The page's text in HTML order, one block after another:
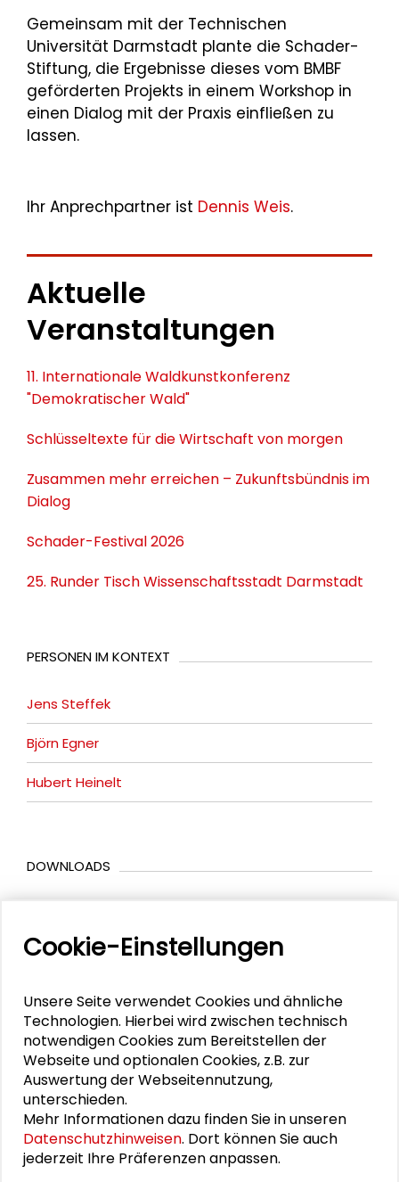
Gemeinsam mit der Technischen
Universität Darmstadt plante die Schader-
Stiftung, die Ergebnisse dieses vom BMBF
geförderten Projekts in einem Workshop in
einen Dialog mit der Praxis einfließen zu
lassen.
Ihr Anprechpartner ist Dennis Weis.
Aktuelle
Veranstaltungen
11. Internationale Waldkunstkonferenz
"Demokratischer Wald"
Schlüsseltexte für die Wirtschaft von morgen
Zusammen mehr erreichen – Zukunftsbündnis im
Dialog
Schader-Festival 2026
25. Runder Tisch Wissenschaftsstadt Darmstadt
PERSONEN IM KONTEXT
Jens Steffek
Björn Egner
Hubert Heinelt
DOWNLOADS
Impressionen
Cookie-Einstellungen
Unsere Seite verwendet Cookies und ähnliche
Technologien. Hierbei wird zwischen technisch
notwendigen Cookies zum Bereitstellen der
Webseite und optionalen Cookies, z.B. zur
Auswertung der Webseitennutzung,
unterschieden.
Mehr Informationen dazu finden Sie in unseren
Datenschutzhinweisen. Dort können Sie auch
jederzeit Ihre Präferenzen anpassen.